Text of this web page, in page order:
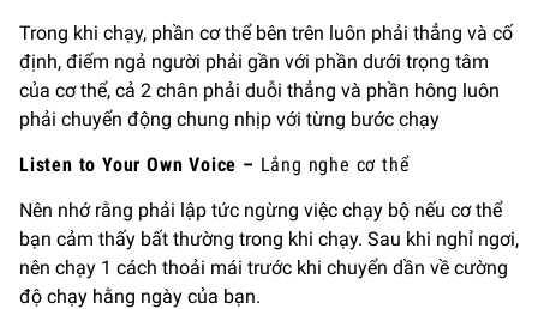
Trong khi chạy, phần cơ thể bên trên luôn phải thẳng và cố
định, điểm ngả người phải gần với phần dưới trọng tâm
của cơ thể, cả 2 chân phải duỗi thẳng và phần hông luôn
phải chuyển động chung nhịp với từng bước chạy
Listen to Your Own Voice – Lắng nghe cơ thể
Nên nhớ rằng phải lập tức ngừng việc chạy bộ nếu cơ thể
bạn cảm thấy bất thường trong khi chạy. Sau khi nghỉ ngơi,
nên chạy 1 cách thoải mái trước khi chuyển dần về cường
độ chạy hằng ngày của bạn.